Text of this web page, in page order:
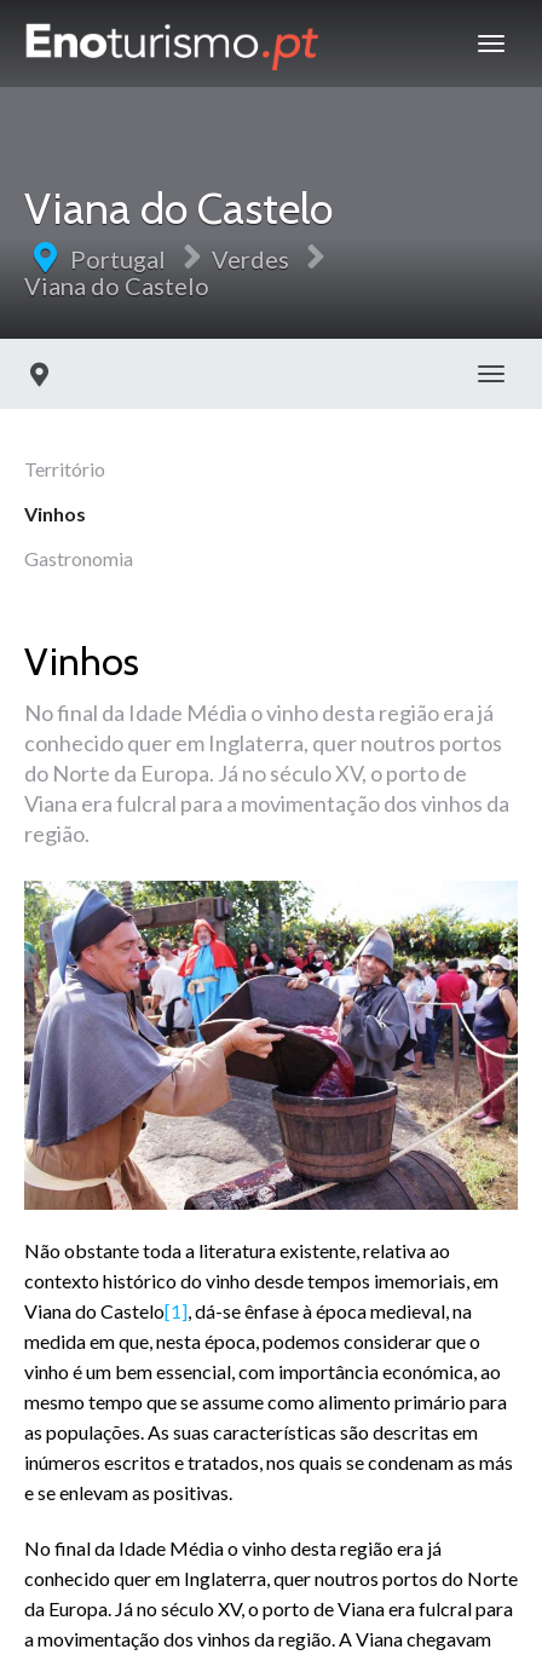
Viana do Castelo
Portugal
Verdes
Viana do Castelo
Território
Vinhos
Gastronomia
Vinhos
No final da Idade Média o vinho desta região era já
conhecido quer em Inglaterra, quer noutros portos
do Norte da Europa. Já no século XV, o porto de
Viana era fulcral para a movimentação dos vinhos da
região.
Não obstante toda a literatura existente, relativa ao
contexto histórico do vinho desde tempos imemoriais, em
Viana do Castelo[1] , dá-se ênfase à época medieval, na
medida em que, nesta época, podemos considerar que o
vinho é um bem essencial, com importância económica, ao
mesmo tempo que se assume como alimento primário para
as populações. As suas características são descritas em
inúmeros escritos e tratados, nos quais se condenam as más
e se enlevam as positivas.
No final da Idade Média o vinho desta região era já
conhecido quer em Inglaterra, quer noutros portos do Norte
da Europa. Já no século XV, o porto de Viana era fulcral para
a movimentação dos vinhos da região. A Viana chegavam